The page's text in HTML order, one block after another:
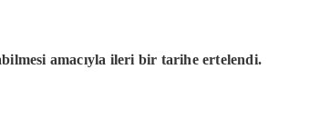
amacıyla ileri bir tarihe ertelendi.